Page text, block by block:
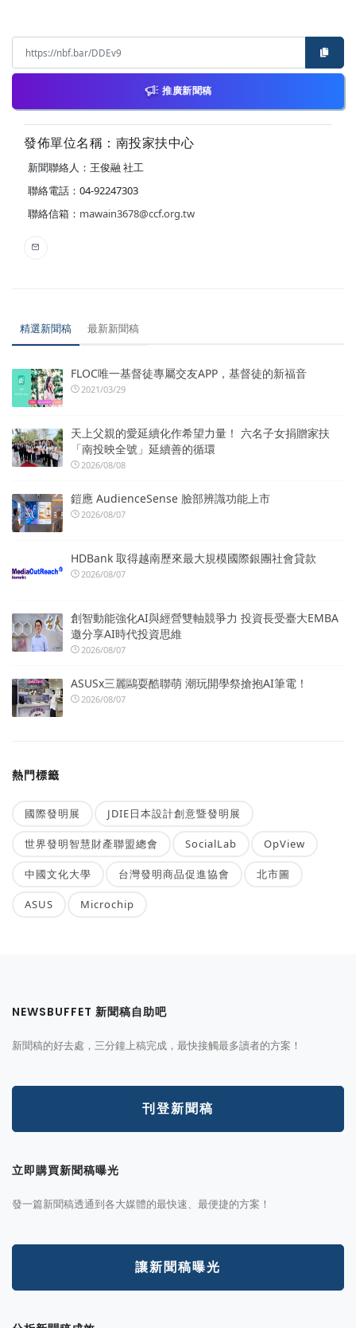
推廣新聞稿
發佈單位名稱：南投家扶中心
新聞聯絡人：王俊融 社工
聯絡電話：04-92247303
聯絡信箱： mawain3678@ccf.org.tw
精選新聞稿 最新新聞稿
FLOC唯一基督徒專屬交友APP，基督徒的新福音
2021/03/29
天上父親的愛延續化作希望力量！ 六名子女捐贈家扶
「南投映全號」延續善的循環
2026/08/08
鎧應 AudienceSense 臉部辨識功能上市
2026/08/07
HDBank 取得越南歷來最大規模國際銀團社會貸款
2026/08/07
創智動能強化AI與經營雙軸競爭力 投資長受臺大EMBA
邀分享AI時代投資思維
2026/08/07
ASUSx三麗鷗耍酷聯萌 潮玩開學祭搶抱AI筆電！
2026/08/07
熱門標籤
國際發明展 JDIE日本設計創意暨發明展
世界發明智慧財產聯盟總會 SocialLab OpView
中國文化大學 台灣發明商品促進協會 北市圖
ASUS Microchip
NEWSBUFFET 新聞稿自助吧
新聞稿的好去處，三分鐘上稿完成，最快接觸最多讀者的方案！
刊登新聞稿
立即購買新聞稿曝光
發一篇新聞稿透通到各大媒體的最快速、最便捷的方案！
讓新聞稿曝光